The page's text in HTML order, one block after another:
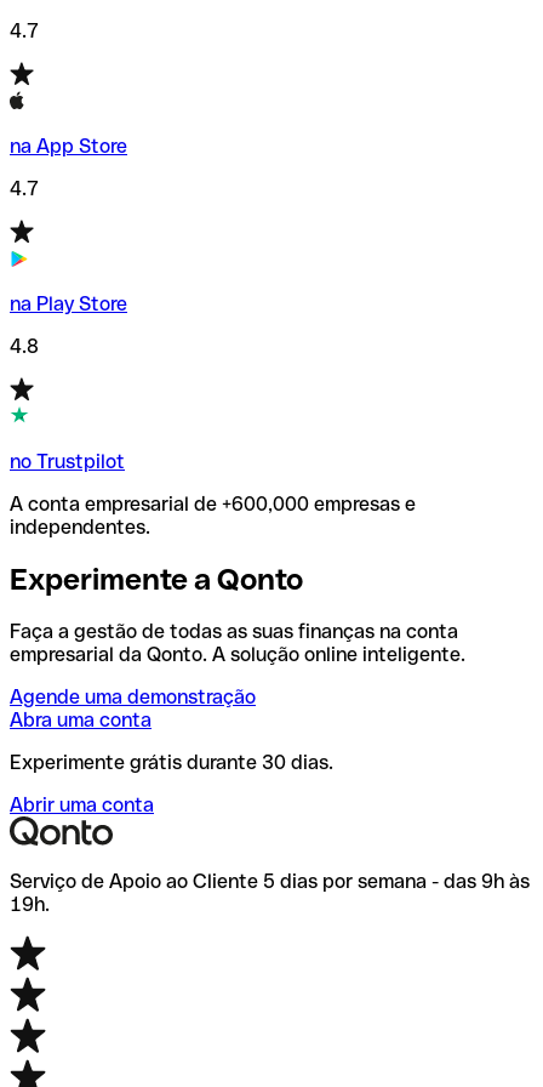
4.7
na App Store
4.7
na Play Store
4.8
no Trustpilot
A conta empresarial de +600,000 empresas e
independentes.
Experimente a Qonto
Faça a gestão de todas as suas finanças na conta
empresarial da Qonto. A solução online inteligente.
Agende uma demonstração
Abra uma conta
Experimente grátis durante 30 dias.
Abrir uma conta
Serviço de Apoio ao Cliente 5 dias por semana - das 9h às
19h.